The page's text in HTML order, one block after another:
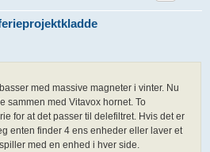
med massive magneter i vinter. Nu
sammen med Vitavox hornet. To
for at det passer til delefiltret. Hvis det er
enten finder 4 ens enheder eller laver et
med en enhed i hver side.